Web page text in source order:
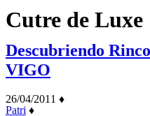
Cutre de Luxe
Descubriendo
VIGO
26/04/2011 ♦
Patri ♦